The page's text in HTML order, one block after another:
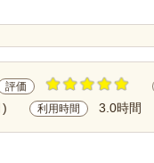
評価
) 利用時間 3.0時間